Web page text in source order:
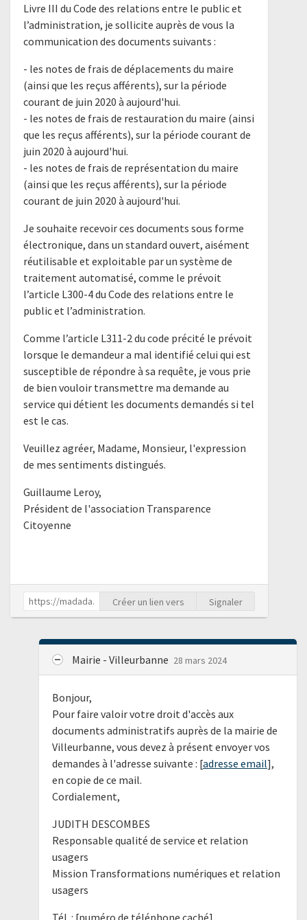
Livre III du Code des relations entre le public et
l’administration, je sollicite auprès de vous la
communication des documents suivants :
- les notes de frais de déplacements du maire
(ainsi que les reçus afférents), sur la période
courant de juin 2020 à aujourd'hui.
- les notes de frais de restauration du maire (ainsi
que les reçus afférents), sur la période courant de
juin 2020 à aujourd'hui.
- les notes de frais de représentation du maire
(ainsi que les reçus afférents), sur la période
courant de juin 2020 à aujourd'hui.
Je souhaite recevoir ces documents sous forme
électronique, dans un standard ouvert, aisément
réutilisable et exploitable par un système de
traitement automatisé, comme le prévoit
l’article L300-4 du Code des relations entre le
public et l’administration.
Comme l’article L311-2 du code précité le prévoit
lorsque le demandeur a mal identifié celui qui est
susceptible de répondre à sa requête, je vous prie
de bien vouloir transmettre ma demande au
service qui détient les documents demandés si tel
est le cas.
Veuillez agréer, Madame, Monsieur, l'expression
de mes sentiments distingués.
Guillaume Leroy,
Président de l'association Transparence
Citoyenne
Créer un lien vers Signaler
Mairie - Villeurbanne 28 mars 2024
Bonjour,
Pour faire valoir votre droit d'accès aux
documents administratifs auprès de la mairie de
Villeurbanne, vous devez à présent envoyer vos
demandes à l'adresse suivante : [adresse email],
en copie de ce mail.
Cordialement,
JUDITH DESCOMBES
Responsable qualité de service et relation
usagers
Mission Transformations numériques et relation
usagers
Tél. : [numéro de téléphone caché]